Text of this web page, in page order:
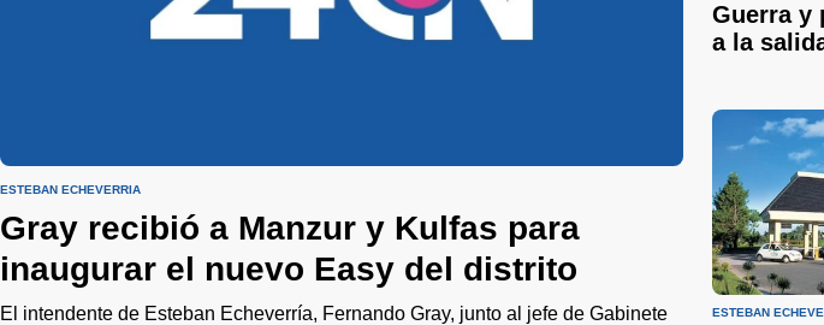
ESTEBAN ECHEVERRÍA
Gray recibió a Manzur y Kulfas para
inaugurar el nuevo Easy del distrito
El intendente de Esteban Echeverría, Fernando Gray, junto al jefe de Gabinete
Guerra y
a la
ESTEBAN